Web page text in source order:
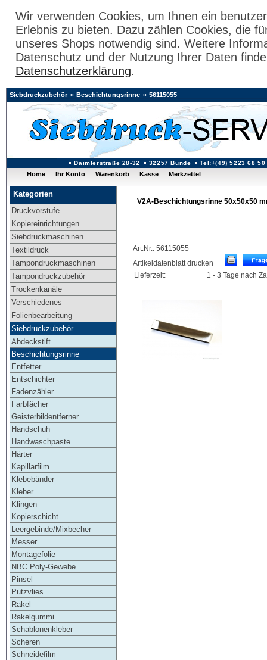
Wir verwenden Cookies, um Ihnen ein
Erlebnis zu bieten. Dazu zählen Cookies, die
unseres Shops notwendig sind. Weitere
Datenschutz und der Nutzung Ihrer Daten
Datenschutzerklärung.
Daimlerstraße 28-32 32257 Bünde Tel:+(49) 5223 68 50
Siebdruckzubehör» Beschichtungsrinne » 56115055
Home Ihr Konto Warenkorb Kasse Merkzettel
Kategorien
Druckvorstufe
Kopiereinrichtungen
Siebdruckmaschinen
Textildruck
Tampondruckmaschinen
Tampondruckzubehör
Trockenkanäle
Verschiedenes
Folienbearbeitung
Siebdruckzubehör
Abdeckstift
Beschichtungsrinne
Entfetter
Entschichter
Fadenzähler
Farbfächer
Geisterbildentferner
Handschuh
Handwaschpaste
Härter
Kapillarfilm
Klebebänder
Kleber
Klingen
Kopierschicht
Leergebinde/Mixbecher
Messer
Montagefolie
NBC Poly-Gewebe
Pinsel
Putzvlies
Rakel
Rakelgummi
Schablonenkleber
Scheren
Schneidefilm
V2A-Beschichtungsrinne 50x50x50
Art.Nr.: 56115055
Artikeldatenblatt drucken
Lieferzeit:
1 - 3 Tage nach